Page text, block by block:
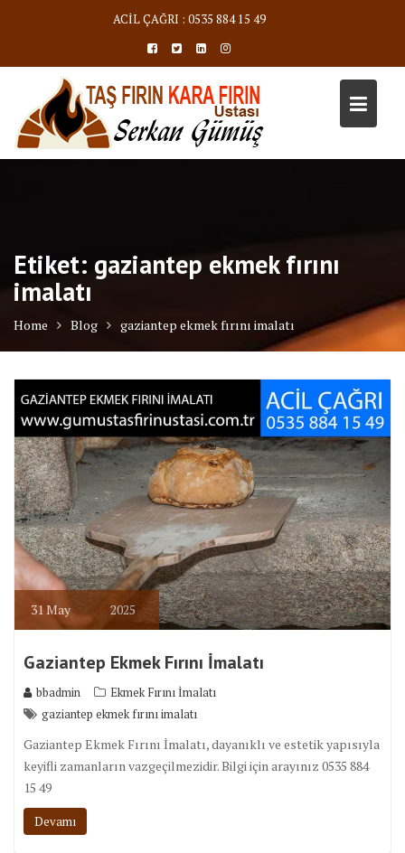
ACİL ÇAĞRI : 0535 884 15 49
Etiket: gaziantep ekmek fırını
imalatı
Home Blog gaziantep ekmek fırını imalatı
31May 2025
Gaziantep Ekmek Fırını İmalatı
bbadmin
Ekmek Fırını İmalatı
gaziantep ekmek fırını imalatı
Gaziantep Ekmek Fırını İmalatı, dayanıklı ve estetik yapısıyla
keyifli zamanların vazgeçilmezidir. Bilgi için arayınız 0535 884
15 49
Devamı